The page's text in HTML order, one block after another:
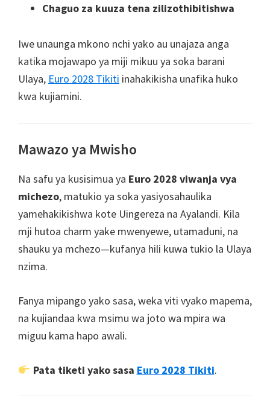
Chaguo za kuuza tena zilizothibitishwa
Iwe unaunga mkono nchi yako au unajaza anga
katika mojawapo ya miji mikuu ya soka barani
Ulaya, Euro 2028 Tikiti inahakikisha unafika huko
kwa kujiamini.
Mawazo ya Mwisho
Na safu ya kusisimua ya Euro 2028 viwanja vya
michezo, matukio ya soka yasiyosahaulika
yamehakikishwa kote Uingereza na Ayalandi. Kila
mji hutoa charm yake mwenyewe, utamaduni, na
shauku ya mchezo—kufanya hili kuwa tukio la Ulaya
nzima.
Fanya mipango yako sasa, weka viti vyako mapema,
na kujiandaa kwa msimu wa joto wa mpira wa
miguu kama hapo awali.
Pata tiketi yako sasa Euro 2028 Tikiti.